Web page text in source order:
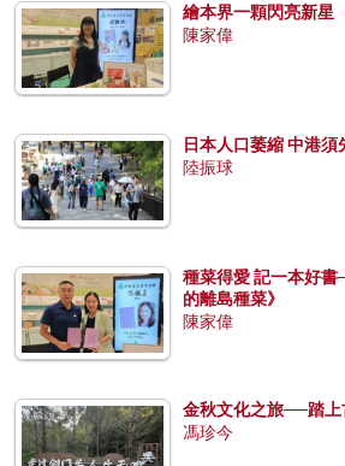
繪本界一顆閃亮新星
陳家偉
日本人口萎縮 中港
陸振球
種菜得愛 記一本好
的離島種菜》
陳家偉
金秋文化之旅──踏
馮珍今